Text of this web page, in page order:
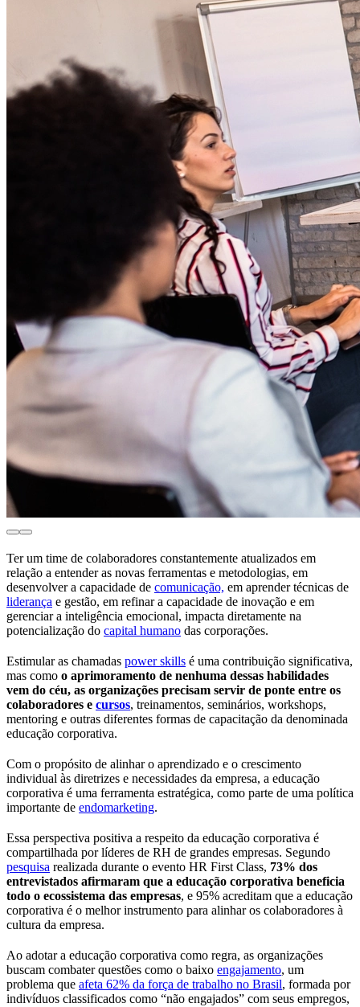
Ter um time de colaboradores constantemente atualizados em
relação a entender as novas ferramentas e metodologias, em
desenvolver a capacidade de comunicação, em aprender técnicas de
liderança e gestão, em refinar a capacidade de inovação e em
gerenciar a inteligência emocional, impacta diretamente na
potencialização do capital humano das corporações.
Estimular as chamadas power skills é uma contribuição significativa,
mas como o aprimoramento de nenhuma dessas habilidades
vem do céu, as organizações precisam servir de ponte entre os
colaboradores e cursos, treinamentos, seminários, workshops,
mentoring e outras diferentes formas de capacitação da denominada
educação corporativa.
Com o propósito de alinhar o aprendizado e o crescimento
individual às diretrizes e necessidades da empresa, a educação
corporativa é uma ferramenta estratégica, como parte de uma política
importante de endomarketing.
Essa perspectiva positiva a respeito da educação corporativa é
compartilhada por líderes de RH de grandes empresas. Segundo
pesquisa realizada durante o evento HR First Class, 73% dos
entrevistados afirmaram que a educação corporativa beneficia
todo o ecossistema das empresas, e 95% acreditam que a educação
corporativa é o melhor instrumento para alinhar os colaboradores à
cultura da empresa.
Ao adotar a educação corporativa como regra, as organizações
buscam combater questões como o baixo engajamento, um
problema que afeta 62% da força de trabalho no Brasil, formada por
indivíduos classificados como “não engajados” com seus empregos,